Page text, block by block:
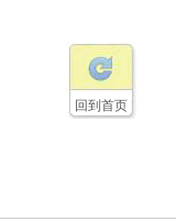
回到首页